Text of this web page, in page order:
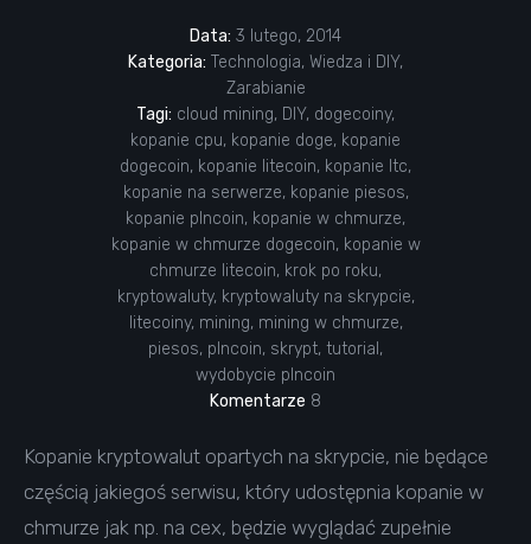
Data: 3 lutego, 2014
Kategoria: Technologia, Wiedza i DIY,
Zarabianie
Tagi: cloud mining, DIY, dogecoiny,
kopanie cpu, kopanie doge, kopanie
dogecoin, kopanie litecoin, kopanie ltc,
kopanie na serwerze, kopanie piesos,
kopanie plncoin, kopanie w chmurze,
kopanie w chmurze dogecoin, kopanie w
chmurze litecoin, krok po roku,
kryptowaluty, kryptowaluty na skrypcie,
litecoiny, mining, mining w chmurze,
piesos, plncoin, skrypt, tutorial ,
wydobycie plncoin
Komentarze 8
Kopanie kryptowalut opartych na skrypcie, nie będące
częścią jakiegoś serwisu, który udostępnia kopanie w
chmurze jak np. na cex, będzie wyglądać zupełnie